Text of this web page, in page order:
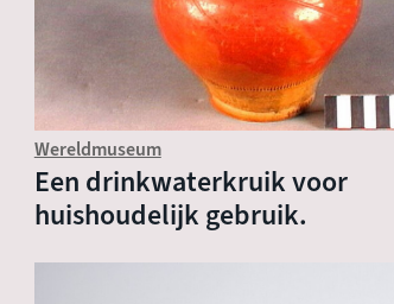
Wereldmuseum
Een drinkwaterkruik voor
huishoudelijk gebruik.